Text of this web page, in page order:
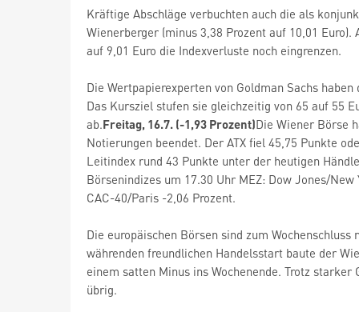
Kräftige Abschläge verbuchten auch die als
Wienerberger (minus 3,38 Prozent auf 10,01
auf 9,01 Euro die Indexverluste noch eingrenzen.
Die Wertpapierexperten von Goldman Sachs
Das Kursziel stufen sie gleichzeitig von 65 auf 55
ab.Freitag, 16.7. (-1,93 Prozent)Die Wiener Börse
Notierungen beendet. Der ATX fiel 45,75 Punkte
Leitindex rund 43 Punkte unter der heutigen
Börsenindizes um 17.30 Uhr MEZ: Dow Jones/
CAC-40/Paris -2,06 Prozent.
Die europäischen Börsen sind zum
währenden freundlichen Handelsstart baute der
einem satten Minus ins Wochenende. Trotz
übrig.